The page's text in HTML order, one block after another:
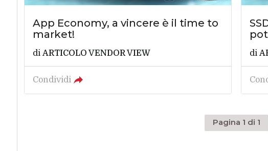
App Economy, a vincere è il time to
market!
diARTICOLO VENDOR VIEW
Condividi
di
Pagina 1 di 1